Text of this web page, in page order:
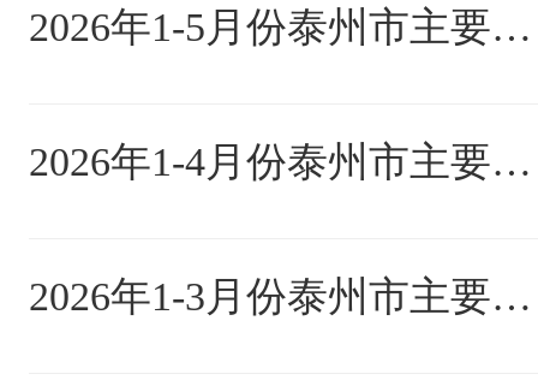
2026年1-5月份泰州市主要指标完成情况
2026年1-4月份泰州市主要指标完成情况
2026年1-3月份泰州市主要指标完成情况